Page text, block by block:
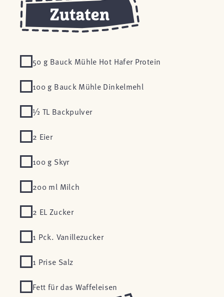
50 g Bauck Mühle Hot Hafer Protein
100 g Bauck Mühle Dinkelmehl
½ TL Backpulver
2 Eier
100 g Skyr
200 ml Milch
2 EL Zucker
1 Pck. Vanillezucker
1 Prise Salz
Fett für das Waffeleisen